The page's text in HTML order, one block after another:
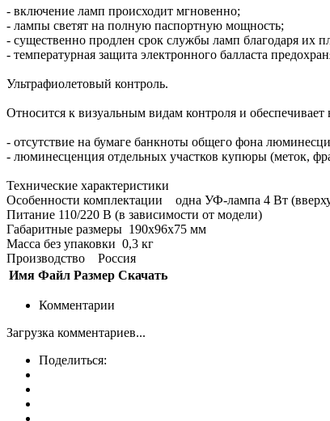
- включение ламп происходит мгновенно;
- лампы светят на полную паспортную мощность;
- существенно продлен срок службы ламп благодаря их
- температурная защита электронного балласта
Ультрафиолетовый контроль.
Относится к визуальным видам контроля и
- отсутствие на бумаге банкноты общего фона
- люминесценция отдельных участков купюры (меток,
Технические характеристики
Особенности комплектации одна УФ-лампа 4 Вт
Питание 110/220 В (в зависимости от модели)
Габаритные размеры 190х96х75 мм
Масса без упаковки 0,3 кг
Производство Россия
Имя Файл Размер Скачать
Комментарии
Загрузка комментариев...
Поделиться: